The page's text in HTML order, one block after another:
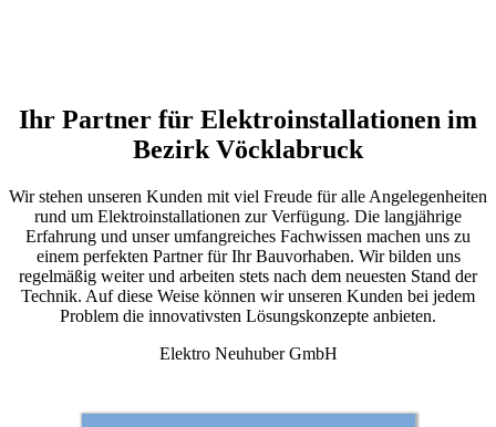
Ihr Partner für Elektroinstallationen im
Bezirk Vöcklabruck
Wir stehen unseren Kunden mit viel Freude für alle Angelegenheiten
rund um Elektroinstallationen zur Verfügung. Die langjährige
Erfahrung und unser umfangreiches Fachwissen machen uns zu
einem perfekten Partner für Ihr Bauvorhaben. Wir bilden uns
regelmäßig weiter und arbeiten stets nach dem neuesten Stand der
Technik. Auf diese Weise können wir unseren Kunden bei jedem
Problem die innovativsten Lösungskonzepte anbieten.
Elektro Neuhuber GmbH